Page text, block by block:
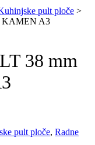
pult ploče >
KAMEN A3
38 mm
pult ploče, Radne